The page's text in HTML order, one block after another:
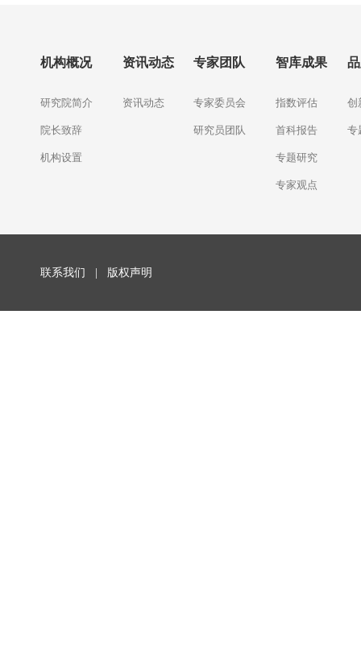
机构概况
研究院简介
院长致辞
机构设置
资讯动态
资讯动态
专家团队
专家委员会
研究员团队
智库成果
指数评估
首科报告
专题研究
专家观点
创
专
联系我们 版权声明